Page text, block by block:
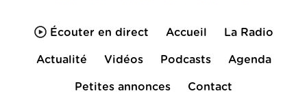
Écouter en direct Accueil La Radio
Actualité Vidéos Podcasts Agenda
Petites annonces Contact